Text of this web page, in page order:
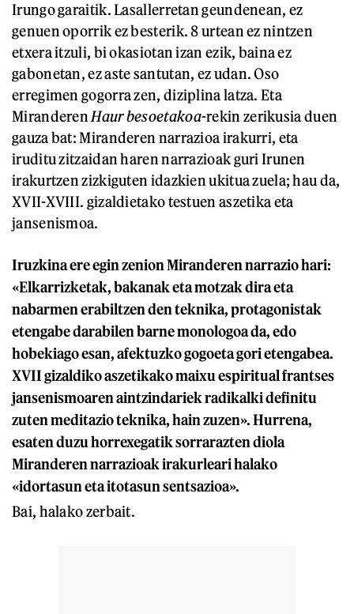
Irungo garaitik. Lasallerretan geundenean, ez
genuen oporrik ez besterik. 8 urtean ez nintzen
etxera itzuli, bi okasiotan izan ezik, baina ez
gabonetan, ez aste santutan, ez udan. Oso
erregimen gogorra zen, diziplina latza. Eta
Miranderen Haur besoetakoa-rekin zerikusia duen
gauza bat: Miranderen narrazioa irakurri, eta
iruditu zitzaidan haren narrazioak guri Irunen
irakurtzen zizkiguten idazkien ukitua zuela; hau da,
XVII-XVIII. gizaldietako testuen aszetika eta
jansenismoa.
Iruzkina ere egin zenion Miranderen narrazio hari:
«Elkarrizketak, bakanak eta motzak dira eta
nabarmen erabiltzen den teknika, protagonistak
etengabe darabilen barne monologoa da, edo
hobekiago esan, afektuzko gogoeta gori etengabea.
XVII gizaldiko aszetikako maixu espiritual frantses
jansenismoaren aintzindariek radikalki definitu
zuten meditazio teknika, hain zuzen». Hurrena,
esaten duzu horrexegatik sorrarazten diola
Miranderen narrazioak irakurleari halako
«idortasun eta itotasun sentsazioa».
Bai, halako zerbait.